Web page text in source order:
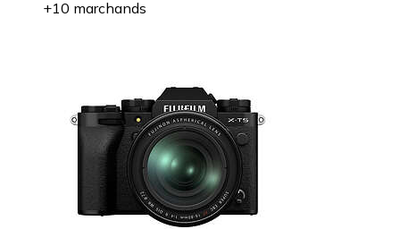
+10 marchands